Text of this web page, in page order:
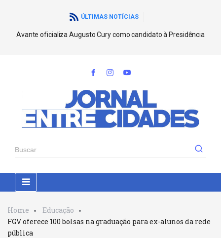
ÚLTIMAS NOTÍCIAS
Avante oficializa Augusto Cury como candidato à Presidência
Home
Educação
FGV oferece 100 bolsas na graduação para ex-alunos da rede
pública